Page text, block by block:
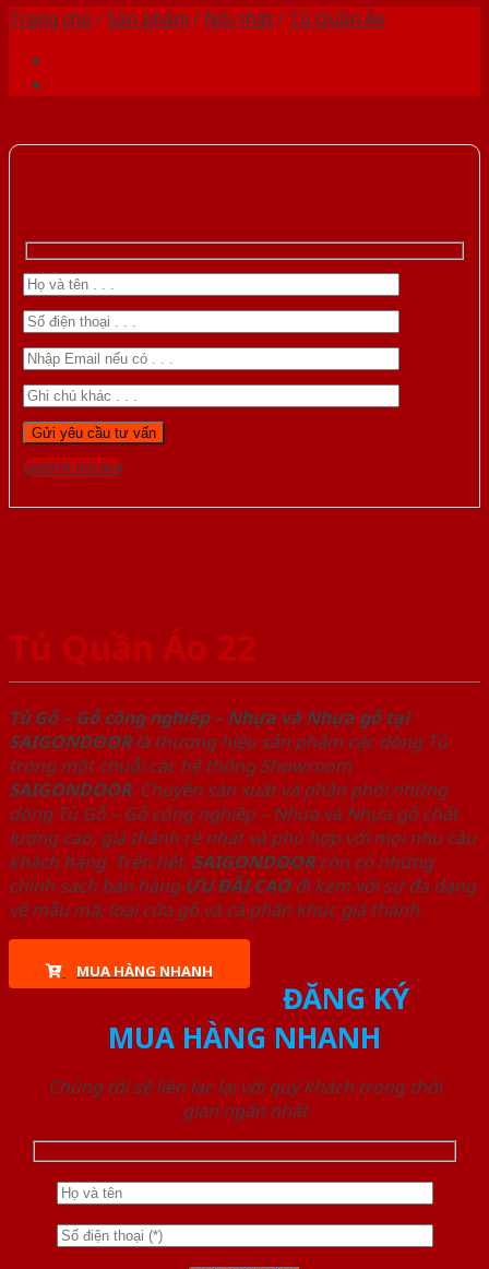
Trang chủ /Sản phẩm / Nội thất/ Tủ Quần Áo
Gọi 0976.169.864
Tủ Quần Áo 22
Tủ Gỗ – Gỗ công nghiêp – Nhựa và Nhựa gỗ tại
SAIGONDOORlà thương hiệu sản phẩm các dòng Tủ
trong một chuỗi các hệ thống Showroom
SAIGONDOOR. Chuyên sản xuất và phân phối những
dòng Tủ Gỗ – Gỗ công nghiêp – Nhựa và Nhựa gỗ chất
lượng cao, giá thành rẻ nhất và phù hợp với mọi nhu cầu
khách hàng. Trên hết, SAIGONDOORcòn có những
chính sách bán hàng ƯU ĐÃI CAOđi kèm với sự đa dạng
về mẫu mã, loại cửa gỗ và cả phân khúc giá thành.
MUA HÀNG NHANH
ĐĂNG KÝ
MUA HÀNG NHANH
Chúng tôi sẽ liên lạc lại với quý khách trong thời
gian ngắn nhất